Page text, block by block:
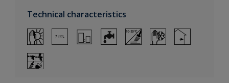
Technical characteristics